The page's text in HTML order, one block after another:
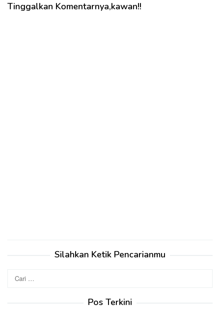
Tinggalkan Komentarnya,kawan!!
Silahkan Ketik Pencarianmu
untuk:
Pos Terkini